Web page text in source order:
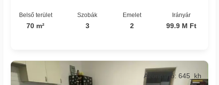
Belső terület
70 m²
Szobák
3
Emelet
2
Irányár
99.9 M Ft
Azonosító: 645_kh